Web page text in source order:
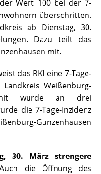
Wert 100 bei der 7-
überschritten.
ab Dienstag, 30.
Dazu teilt das
mit.
das RKI eine 7-Tage-
Weißenburg-
wurde an drei
die 7-Tage-Inzidenz
Gunzenhausen
30. März strengere
die Öffnung des